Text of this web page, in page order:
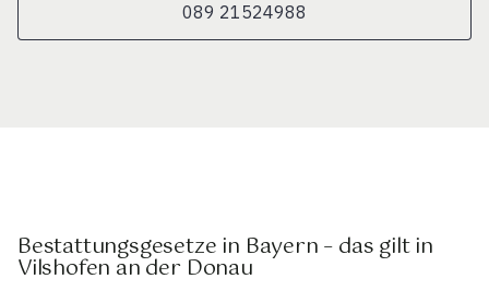
089 21524988
Bestattungsgesetze in Bayern – das gilt in
Vilshofen an der Donau